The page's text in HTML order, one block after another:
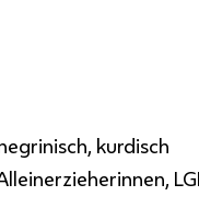
kurdisch